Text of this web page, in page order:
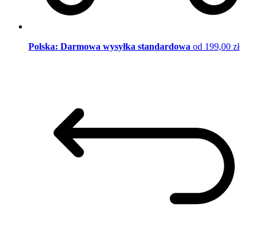
Polska: Darmowa wysyłka standardowa od 199,00 zł